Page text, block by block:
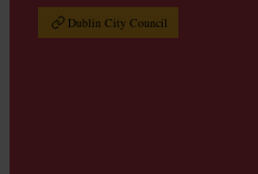
Dublin City Council